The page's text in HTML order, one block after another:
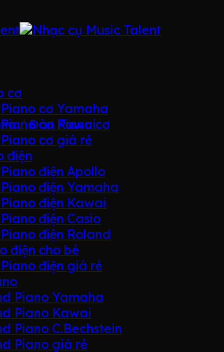
cơ
cơ Yamaha
cơ Kawai
cơ giá rẻ
điện
điện Apollo
điện Yamaha
điện Kawai
điện Casio
điện Roland
điện cho bé
điện giá rẻ
Piano Yamaha
Piano Kawai
Piano C.Bechstein
Piano giá rẻ
/ Đàn Piano cơ